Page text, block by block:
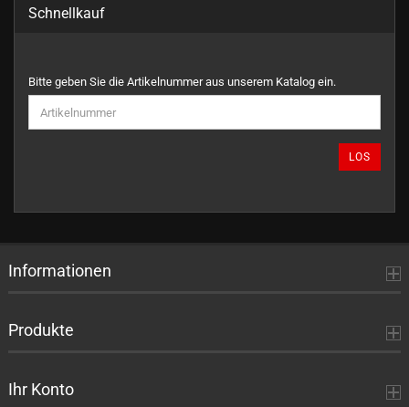
Schnellkauf
BITTE
GEBEN
SIE
DIE
EIN.
Bitte geben Sie die Artikelnummer aus unserem Katalog ein.
LOS
Informationen
Produkte
Ihr Konto